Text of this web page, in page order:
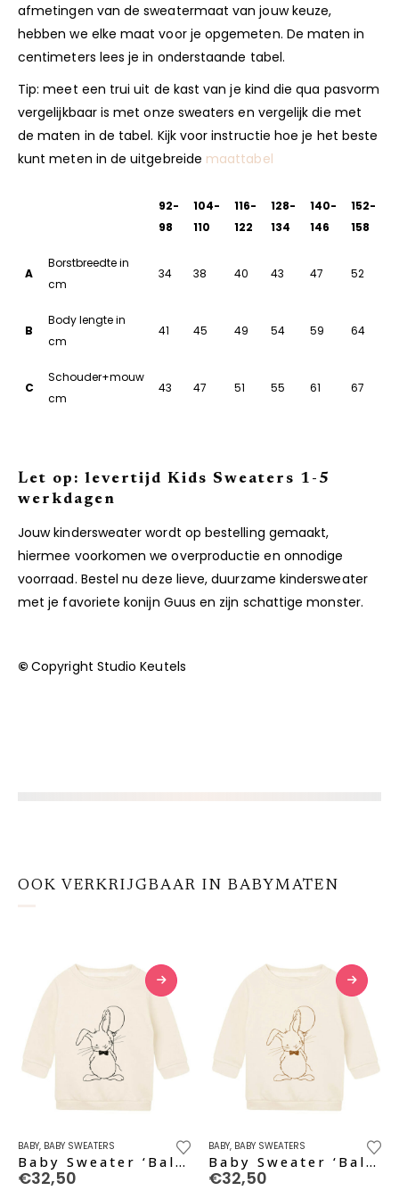
afmetingen van de sweatermaat van jouw keuze,
hebben we elke maat voor je opgemeten. De maten in
centimeters lees je in onderstaande tabel.
Tip: meet een trui uit de kast van je kind die qua pasvorm
vergelijkbaar is met onze sweaters en vergelijk die met
de maten in de tabel. Kijk voor instructie hoe je het beste
kunt meten in de uitgebreide maattabel
92-
98
104-
110
116-
122
128-
134
140-
146
152-
158
A
Borstbreedte in
cm
34 38 40 43 47 52
B
Body lengte in
cm
41 45 49 54 59 64
C
Schouder+mouw
cm
43 47 51 55 61 67
Let op: levertijd Kids Sweaters 1-5
werkdagen
Jouw kindersweater wordt op bestelling gemaakt,
hiermee voorkomen we overproductie en onnodige
voorraad. Bestel nu deze lieve, duurzame kindersweater
met je favoriete konijn Guus en zijn schattige monster.
©Copyright Studio Keutels
OOK VERKRIJGBAAR IN BABYMATEN
product
heeft
BABY, BABY SWEATERS
Baby Sweater ‘Ballon’ – black pure
€32,50
product
heeft
BABY, BABY SWEATERS
Baby Sweater ‘Ballon’ – caramel
€32,50